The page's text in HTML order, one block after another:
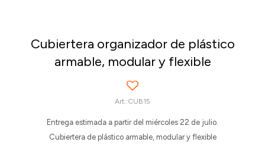
Cubiertera organizador de plástico
armable, modular y flexible
CUB15
Entrega estimada a partir del miércoles 22 de julio.
Cubiertera de plástico armable, modular y flexible